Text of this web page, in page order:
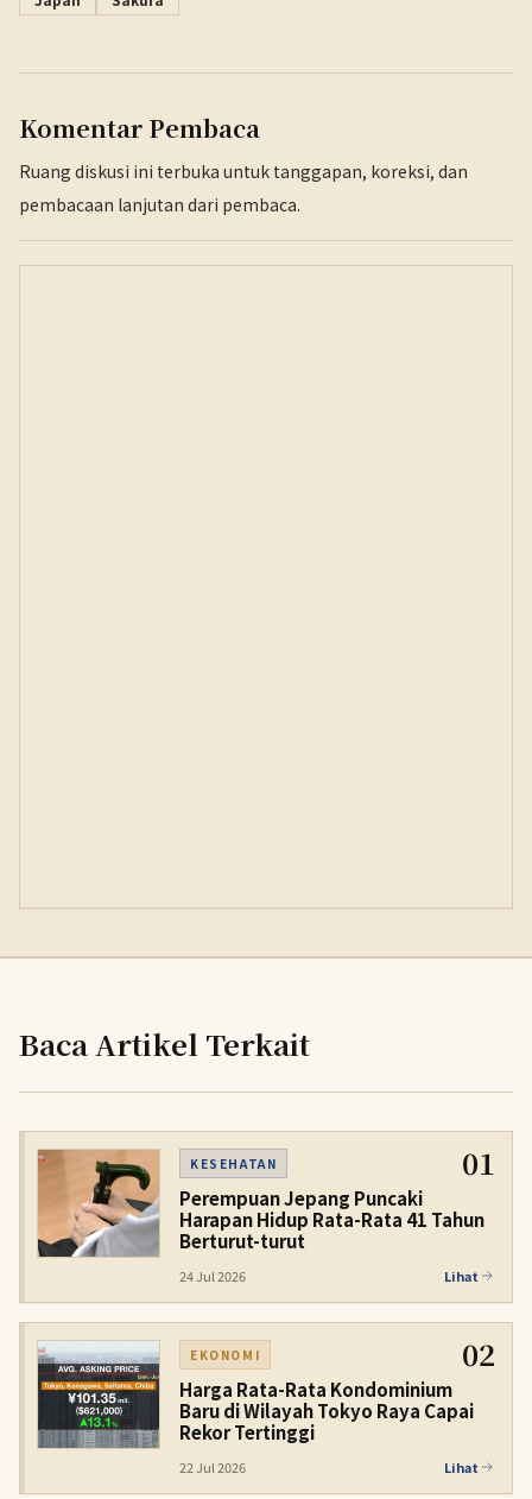
Komentar Pembaca
Ruang diskusi ini terbuka untuk tanggapan, koreksi, dan
pembacaan lanjutan dari pembaca.
Baca Artikel Terkait
KESEHATAN 01
Perempuan Jepang Puncaki
Harapan Hidup Rata-Rata 41 Tahun
Berturut-turut
24 Jul 2026 Lihat
EKONOMI 02
Harga Rata-Rata Kondominium
Baru di Wilayah Tokyo Raya Capai
Rekor Tertinggi
22 Jul 2026 Lihat